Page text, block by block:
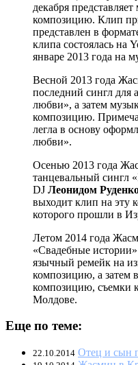
декабря
композицию. Клип
представлен в
клипа состоялась на
январе 2013 года на
Весной 2013 года
последний сингл для
любви», а затем
композицию.
легла в основу
любви».
Осенью 2013 года
танцевальный сингл
DJ Леонидом
выходит клип на эту
которого прошли в
Летом 2014 года
«Свадебные
язычный ремейк на
композицию, а затем
композицию, съемки
Молдове.
Еще по теме:
22.10.2014 Отец и сын